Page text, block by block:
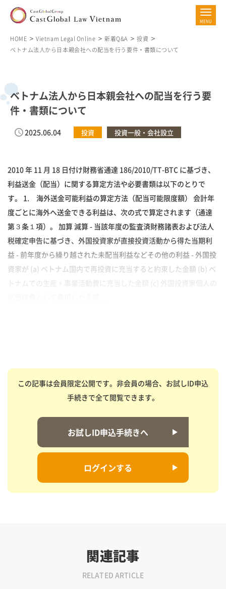
HOME Vietnam Legal Online 新着Q&A
投資
ベトナム法人から日本親会社への配当を行う要件・書類について
ベトナム法人から日本親会社への配当を行う要
件・書類について
2025.06.04 投資 投資一般・会社設立
2010 年 11 月 18 日付け財務省通達 186/2010/TT-BTC に基づき、
利益送金（配当）に関する算定方法や必要書類は以下のとりで
す。 1. 海外送金可能利益の算定方法（配当可能限度額） 会計年
度ごとに海外へ送金できる利益は、次の式で算定されます（通達
第３条１項）。 加算 減算 - 当該年度の監査済財務諸表および法人
税確定申告に基づき、外国投資家が直接投資活動から得た当期利
益 - 前年度から繰り越された未配当利益などその他の利益 - 外国投
資家が (a) ベトナム国内で再投資に充当すると約束した金額 (b) ベ
この記事は会員限定公開です。非会員の場合、お試しID申込
手続きで全て閲覧できます。
お試しID申込手続きへ
ログインする
関連記事
RELATED ARTICLE